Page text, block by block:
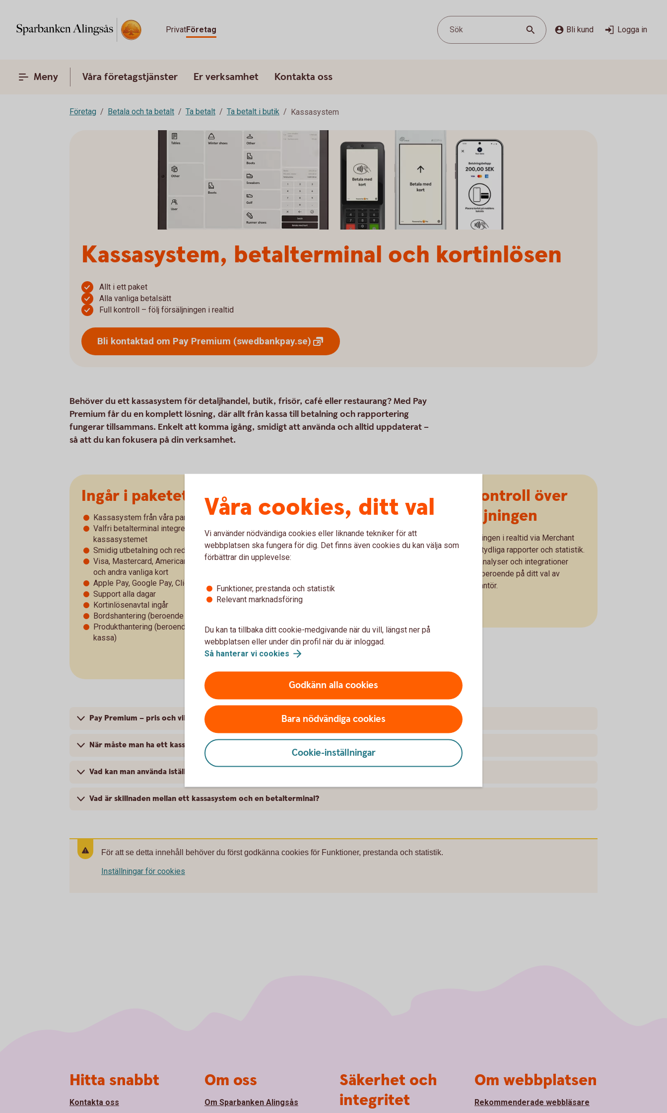
PrivatFöretag Sök Bli kund Logga in
Meny Våra företagstjänster Er verksamhet Kontakta oss
Företag Betala och ta betalt Ta betalt Ta betalt i butik Kassasystem
Kassasystem, betalterminal och kortinlösen
Allt i ett paket
Alla vanliga betalsätt
Full kontroll – följ försäljningen i realtid
Bli kontaktad om Pay Premium (swedbankpay.se)
Behöver du ett kassasystem för detaljhandel, butik, frisör, café eller restaurang? Med Pay
Premium får du en komplett lösning, där allt från kassa till betalning och rapportering
fungerar tillsammans. Enkelt att komma igång, smidigt att använda och alltid uppdaterat –
så att du kan fokusera på din verksamhet.
Ingår i paketet
Kassasystem från våra partners
Valfri betalterminal integrerad med
kassasystemet
Smidig utbetalning och redovisning
Visa, Mastercard, American Express
och andra vanliga kort
Apple Pay, Google Pay, Click to Pay
Support alla dagar
Kortinlösenavtal ingår
Bordshantering (beroende på kassa)
Produkthantering (beroende på
kassa)
Enkelt kassasystem
Med Pay Premium får du ett smidigt och
pålitligt kassasystem som är lätt att
komma igång med. Swedbank Pay
samarbetar med ledande
verksamhetstyp så finns något för alla.
Full kontroll över
försäljningen
Följ försäljningen i realtid via Merchant
Portal med tydliga rapporter och statistik.
Ytterligare analyser och integrationer
tillgängliga beroende på ditt val av
kassaleverantör.
Pay Premium – pris och villkor
När måste man ha ett kassasystem?
Vad kan man använda istället för en kassa?
Vad är skillnaden mellan ett kassasystem och en betalterminal?
För att se detta innehåll behöver du först godkänna cookies för Funktioner, prestanda och statistik.
Inställningar för cookies
Våra cookies, ditt val
Vi använder nödvändiga cookies eller liknande tekniker för att
webbplatsen ska fungera för dig. Det finns även cookies du kan välja som
förbättrar din upplevelse:
Funktioner, prestanda och statistik
Relevant marknadsföring
Du kan ta tillbaka ditt cookie-medgivande när du vill, längst ner på
webbplatsen eller under din profil när du är inloggad.
Så hanterar vi cookies
Godkänn alla cookies
Bara nödvändiga cookies
Cookie-inställningar
Hitta snabbt
Kontakta oss
Om oss
Om Sparbanken Alingsås
Säkerhet och
integritet
Om webbplatsen
Rekommenderade webbläsare